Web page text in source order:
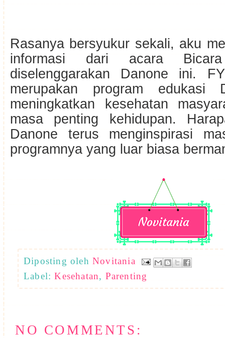
Rasanya bersyukur sekali, aku
informasi dari acara
diselenggarakan Danone ini.
merupakan program edukasi
meningkatkan kesehatan
masa penting kehidupan.
Danone terus menginspirasi
programnya yang luar biasa
Diposting oleh Novitania
Label:Kesehatan, Parenting
NO COMMENTS: